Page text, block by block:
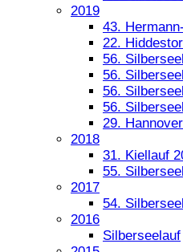
2019
43.
22.
56.
56.
56.
56.
29.
2018
31. Kiellauf
55.
2017
54.
2016
Silberseelauf